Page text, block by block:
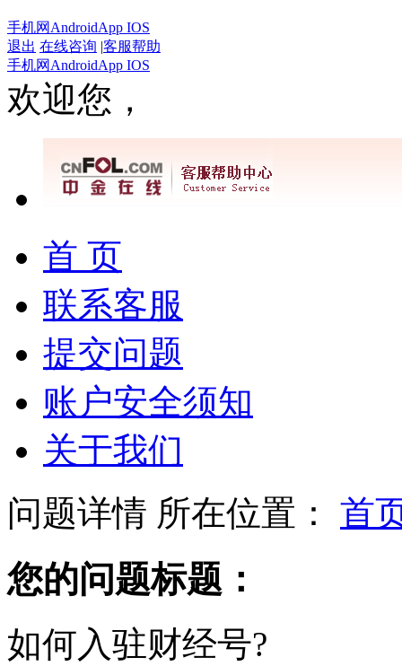
手机网 AndroidApp IOS
退出 在线咨询 |客服帮助
手机网 AndroidApp IOS
欢迎您，
首 页
联系客服
提交问题
账户安全须知
关于我们
问题详情 所在位置： 首
您的问题标题：
如何入驻财经号?